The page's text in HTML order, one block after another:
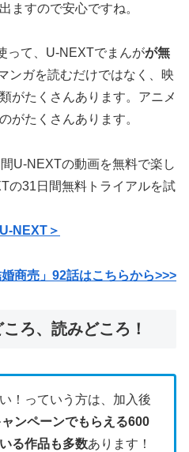
ますので安心ですね。
って、U-NEXTでまんがが無
ンガを読むだけではなく、映
がたくさんあります。アニメ
がたくさんあります。
U-NEXTの動画を無料で楽し
の31日間無料トライアルを試
NEXT＞
商売」92話はこちらから>>>
ろ、読みどころ！
！っていう方は、加入後
ャンペーンでもらえる600
る作品も多数あります！